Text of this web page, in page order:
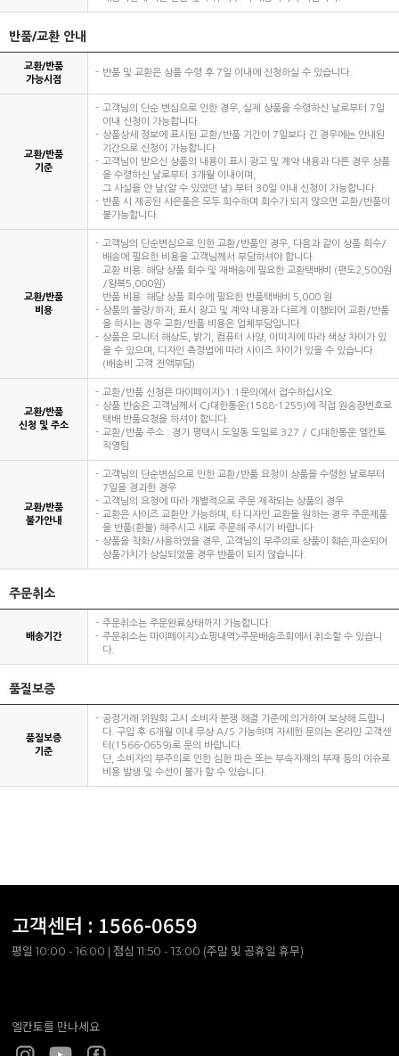
반품/교환 안내
교환/반품
가능시점
반품 및 교환은 상품 수령 후 7일 이내에 신청하실 수 있습니다.
교환/반품
기준
고객님의 단순 변심으로 인한 경우, 실제 상품을 수령하신 날로부터 7일
이내 신청이 가능합니다.
상품상세 정보에 표시된 교환/반품 기간이 7일보다 긴 경우에는 안내된
기간으로 신청이 가능합니다.
고객님이 받으신 상품의 내용이 표시 광고 및 계약 내용과 다른 경우 상품
을 수령하신 날로부터 3개월 이내이며,
그 사실을 안 날(알 수 있었던 날) 부터 30일 이내 신청이 가능합니다.
반품 시 제공된 사은품은 모두 회수하며 회수가 되지 않으면 교환/반품이
불가능합니다.
교환/반품
비용
고객님의 단순변심으로 인한 교환/반품인 경우, 다음과 같이 상품 회수/
배송에 필요한 비용을 고객님께서 부담하셔야 합니다.
교환 비용: 해당 상품 회수 및 재배송에 필요한 교환택배비 (편도2,500원
/왕복5,000원)
반품 비용: 해당 상품 회수에 필요한 반품택배비 5,000 원
상품의 불량/하자, 표시 광고 및 계약 내용과 다르게 이행되어 교환/반품
을 하시는 경우 교환/반품 비용은 업체부담입니다.
상품은 모니터 해상도, 밝기, 컴퓨터 사양, 이미지에 따라 색상 차이가 있
을 수 있으며, 디자인 측정법에 따라 사이즈 차이가 있을 수 있습니다.
(배송비 고객 전액부담)
교환/반품
신청 및 주소
교환/반품 신청은 마이페이지>1:1문의에서 접수하십시오.
상품 반송은 고객님께서 CJ대한통운(1588-1255)에 직접 원송장번호로
택배 반품요청을 하셔야 합니다.
교환/반품 주소 : 경기 평택시 도일동 도일로 327 / CJ대한통운 엘칸토
직영팀
교환/반품
불가안내
고객님의 단순변심으로 인한 교환/반품 요청이 상품을 수령한 날로부터
7일을 경과한 경우
고객님의 요청에 따라 개별적으로 주문 제작되는 상품의 경우
교환은 사이즈 교환만 가능하며, 타 디자인 교환을 원하는 경우 주문제품
을 반품(환불) 해주시고 새로 주문해 주시기 바랍니다
상품을 착화/사용하였을 경우, 고객님의 부주의로 상품이 훼손,파손되어
상품가치가 상실되었을 경우 반품이 되지 않습니다.
주문취소
배송기간
주문취소는 주문완료상태까지 가능합니다.
주문취소는 마이페이지>쇼핑내역>주문배송조회에서 취소할 수 있습니
다.
품질보증
품질보증
기준
공정거래 위원회 고시 소비자 분쟁 해결 기준에 의거하여 보상해 드립니
다. 구입 후 6개월 이내 무상 A/S 가능하며 자세한 문의는 온라인 고객센
터(1566-0659)로 문의 바랍니다.
단, 소비자의 부주의로 인한 심한 파손 또는 부속자재의 부재 등의 이슈로
비용 발생 및 수선이 불가 할 수 있습니다.
고객센터 : 1566-0659
평일 10:00 - 16:00 | 점심 11:50 - 13:00 (주말 및 공휴일 휴무)
엘칸토를 만나세요